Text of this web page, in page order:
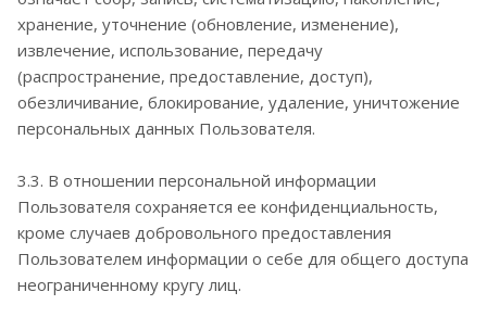
хранение, уточнение (обновление, изменение),
извлечение, использование, передачу
(распространение, предоставление, доступ),
обезличивание, блокирование, удаление, уничтожение
персональных данных Пользователя.
3.3. В отношении персональной информации
Пользователя сохраняется ее конфиденциальность,
кроме случаев добровольного предоставления
Пользователем информации о себе для общего доступа
неограниченному кругу лиц.